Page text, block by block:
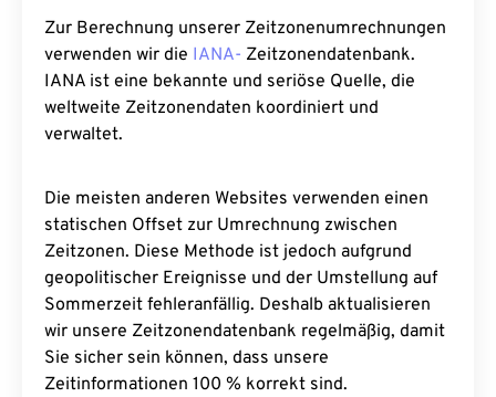
Zur Berechnung unserer Zeitzonenumrechnungen
verwenden wir die IANA- Zeitzonendatenbank.
IANA ist eine bekannte und seriöse Quelle, die
weltweite Zeitzonendaten koordiniert und
verwaltet.
Die meisten anderen Websites verwenden einen
statischen Offset zur Umrechnung zwischen
Zeitzonen. Diese Methode ist jedoch aufgrund
geopolitischer Ereignisse und der Umstellung auf
Sommerzeit fehleranfällig. Deshalb aktualisieren
wir unsere Zeitzonendatenbank regelmäßig, damit
Sie sicher sein können, dass unsere
Zeitinformationen 100 % korrekt sind.